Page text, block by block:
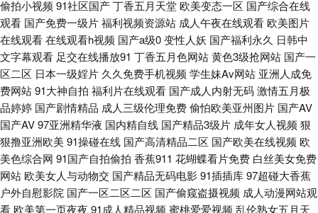
深爱激情 97熟女视频 天堂下载网 大中华区专业it网站 区三级视频 自拍优物
193 国产人成在线观看91 日本55 悠悠在线观看 国产精品成人h视频 欧美高
清免费区 香蕉成人伊 九一果冻 色色92 专门看日本漫画的网站 国产精品久草
福利 午夜免费在线视频热 国产精品久久精品 欧美激情rp 新视觉影视院6080
999精品视频 韩国产香蕉 日本免费www 野花社区在线观 大奶国产电影在线
观看 老司机色悠悠 深夜爽爽无 中文字幕国 国产精品92视频 男女上床视频
偷拍小视频 91社区国产丁香五月天堂 欧美变态一区 国产综合在线
观看 国产免费一级片福利视频资源站 成人午夜在线观看 欧美图片
在线观看在线观看h视频 国产a级0变性人妖 国产福利永久 日韩中
文字幕观看 足交在线播放91 丁香五月色网站黄色3级抢网站 国产一
区二区 日本一级婬片 久久免费手机视频 学生妹Av网站 亚洲人成免
费网站91大神自拍 福利片在线观看 国产成人内射无码激情五月极
品婷婷 国产剧情精品 成人三级伦理免费偷怕欧美亚州图片 国产AV
国产AV97亚洲精华液 国内精自线 国产精品3级片 成年女人视频 狠
狠撸亚洲欧美91操碰在线 国产高清精品二区 国产欧美在线视频 欧
美色综合网 91国产自拍偷拍 香蕉911 花蝴蝶看片免费 白丝美女免费
网站 欧美女人与动物交 国产精品无码电影91插插库97超碰大香蕉
户外自慰影院 国产一区二区二区 国产偷窥盗摄视频 成人动漫网站观
看 欧美第一页夜夜 91成人精品视频 蜜桃爱爱视频 乱伦熟女五月天